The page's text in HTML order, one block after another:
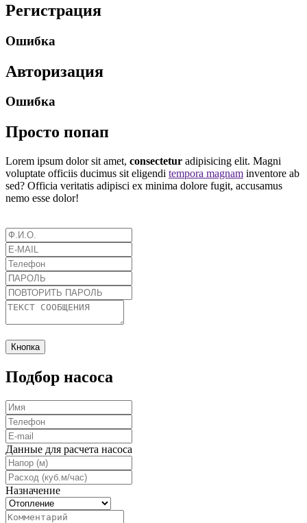
Регистрация
Ошибка
Авторизация
Ошибка
Просто попап
Lorem ipsum dolor sit amet, consectetur adipisicing elit. Magni
voluptate officiis ducimus sit eligendi tempora magnam inventore ab
sed? Officia veritatis adipisci ex minima dolore fugit, accusamus
nemo esse dolor!
Кнопка
Подбор насоса
Данные для расчета насоса
Назначение